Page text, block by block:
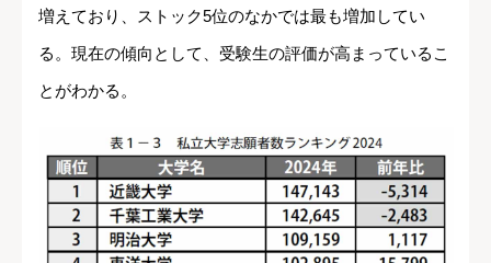
増えており、ストック5位のなかでは最も増加してい
る。現在の傾向として、受験生の評価が高まっているこ
とがわかる。